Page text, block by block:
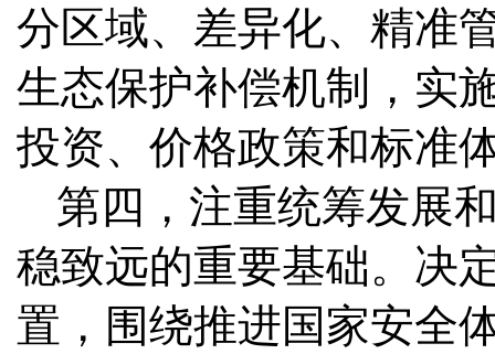
分区域、差异化、精准
生态保护补偿机制，实
投资、价格政策和标准
第四，注重统筹发展
稳致远的重要基础。决
置，围绕推进国家安全